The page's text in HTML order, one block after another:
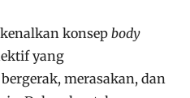
konsep body
yang
merasakan, dan